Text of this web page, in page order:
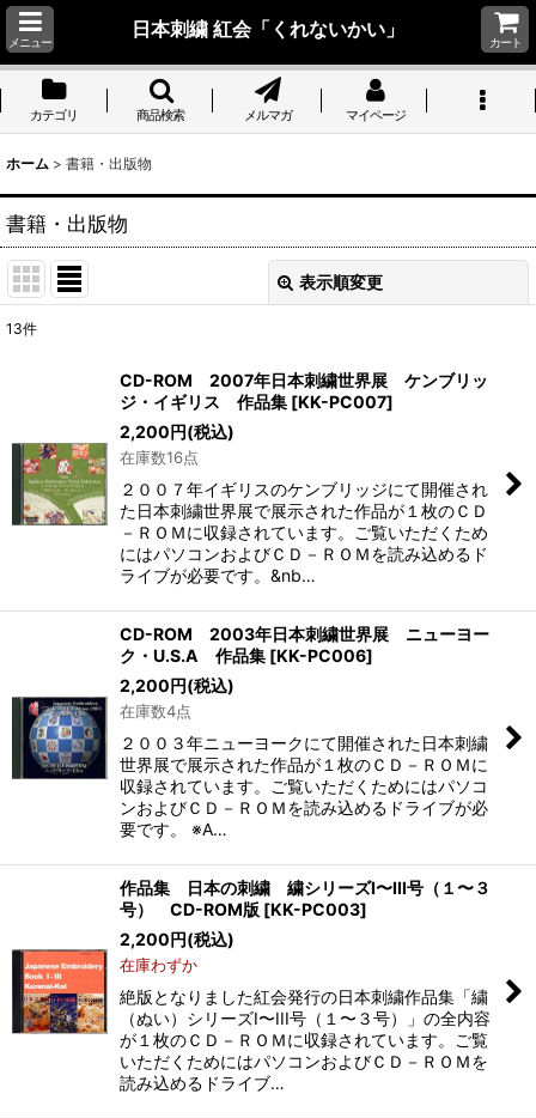
メニュー
日本刺繍 紅会「くれないかい」
カート
カテゴリ 商品検索 メルマガ マイページ
ホーム > 書籍・出版物
書籍・出版物
表示順変更
絞り込む
13件
CD-ROM 2007年日本刺繍世界展 ケンブリッ
ジ・イギリス 作品集 [KK-PC007]
2,200円(税込)
在庫数16点
２００７年イギリスのケンブリッジにて開催され
た日本刺繍世界展で展示された作品が１枚のＣＤ
－ＲＯＭに収録されています。ご覧いただくため
にはパソコンおよびＣＤ－ＲＯＭを読み込めるド
ライブが必要です。&nb…
CD-ROM 2003年日本刺繍世界展 ニューヨー
ク・U.S.A 作品集 [KK-PC006]
2,200円(税込)
在庫数4点
２００３年ニューヨークにて開催された日本刺繍
世界展で展示された作品が１枚のＣＤ－ＲＯＭに
収録されています。ご覧いただくためにはパソコ
ンおよびＣＤ－ＲＯＭを読み込めるドライブが必
要です。 ※A…
作品集 日本の刺繍 繍シリーズI〜III号（１〜３
号） CD-ROM版 [KK-PC003]
2,200円(税込)
在庫わずか
絶版となりました紅会発行の日本刺繍作品集「繍
（ぬい）シリーズI〜III号（１〜３号）」の全内容
が１枚のＣＤ－ＲＯＭに収録されています。ご覧
いただくためにはパソコンおよびＣＤ－ＲＯＭを
読み込めるドライブ…